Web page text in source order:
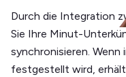
Durch die Integration
Sie Ihre Minut-
synchronisieren.
festgestellt wird,